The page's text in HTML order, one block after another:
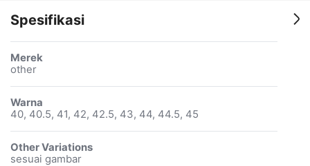
Spesifikasi
Merek
other
Warna
40, 40.5, 41, 42, 42.5, 43, 44, 44.5, 45
Other Variations
sesuai gambar